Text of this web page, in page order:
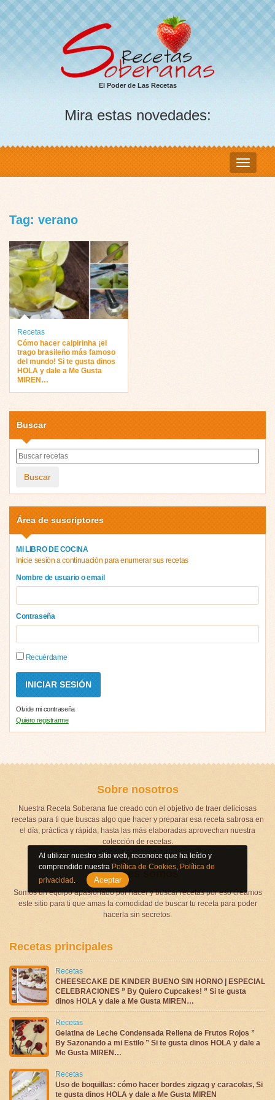
El Poder de Las Recetas
Mira estas novedades:
Tag: verano
Recetas
Cómo hacer caipirinha ¡el
trago brasileño más famoso
del mundo! Si te gusta dinos
HOLA y dale a Me Gusta
MIREN…
Buscar
Buscar
Área de suscriptores
MI LIBRO DE COCINA
Inicie sesión a continuación para enumerar sus recetas
Nombre de usuario o email
Contraseña
Recuérdame
Olvide mi contraseña
Quiero registrarme
Sobre nosotros
Nuestra Receta Soberana fue creado con el objetivo de traer deliciosas
recetas para ti que buscas algo que hacer y preparar esa receta sabrosa en
el día, práctica y rápida, hasta las más elaboradas aprovechan nuestra
colección de recetas.
Quienes somos
Somos un equipo apasionado por hacer y buscar recetas por eso creamos
este sitio para ti que amas la comodidad de buscar tu receta para poder
hacerla sin secretos.
Recetas principales
Recetas
CHEESECAKE DE KINDER BUENO SIN HORNO | ESPECIAL
CELEBRACIONES ” By Quiero Cupcakes! ” Si te gusta
dinos HOLA y dale a Me Gusta MIREN…
Recetas
Gelatina de Leche Condensada Rellena de Frutos Rojos ”
By Sazonando a mi Estilo ” Si te gusta dinos HOLA y dale a
Me Gusta MIREN…
Recetas
Uso de boquillas: cómo hacer bordes zigzag y caracolas, Si
te gusta dinos HOLA y dale a Me Gusta MIREN
Al utilizar nuestro sitio web, reconoce que ha leído y
comprendido nuestra Política de Cookies, Política de
privacidad . Aceptar